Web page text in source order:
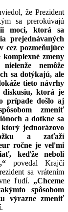
že Prezident
sa prerokúvajú
moci, ktorá sa
prejednávaných
cez pozmeňujúce
zmeny
nemôže
sa dotýkajú, ale
tieto návrhy
ktorá je
prípade došlo aj
zmeniť
a dotkne sa
jednorázovo
a zaťaží
ročne je veľmi
keďže neboli
povedal Krajčí
sa vrátením
ľudí. „Chceme
spôsobom
výrazne zmeniť